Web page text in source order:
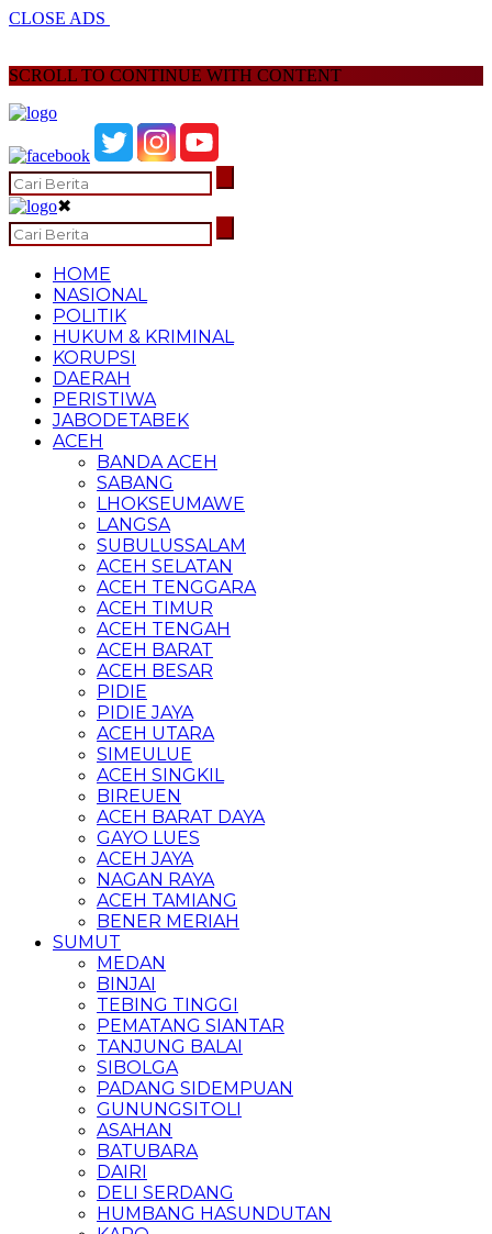
CLOSE ADS
SCROLL TO CONTINUE WITH CONTENT
✖
HOME
NASIONAL
POLITIK
HUKUM & KRIMINAL
KORUPSI
DAERAH
PERISTIWA
JABODETABEK
ACEH
BANDA ACEH
SABANG
LHOKSEUMAWE
LANGSA
SUBULUSSALAM
ACEH SELATAN
ACEH TENGGARA
ACEH TIMUR
ACEH TENGAH
ACEH BARAT
ACEH BESAR
PIDIE
PIDIE JAYA
ACEH UTARA
SIMEULUE
ACEH SINGKIL
BIREUEN
ACEH BARAT DAYA
GAYO LUES
ACEH JAYA
NAGAN RAYA
ACEH TAMIANG
BENER MERIAH
SUMUT
MEDAN
BINJAI
TEBING TINGGI
PEMATANG SIANTAR
TANJUNG BALAI
SIBOLGA
PADANG SIDEMPUAN
GUNUNGSITOLI
ASAHAN
BATUBARA
DAIRI
DELI SERDANG
HUMBANG HASUNDUTAN